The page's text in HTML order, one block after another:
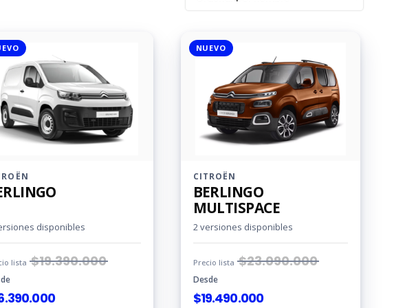
disponibles
lista $19.390.000
NUEVO
CITROËN
BERLINGO
MULTISPACE
2 versiones disponibles
Precio lista $23.090.000
Desde
$19.490.000